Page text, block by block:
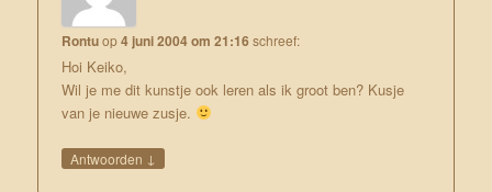
Rontuop4 juni 2004 om 21:16 schreef:
Hoi Keiko,
Wil je me dit kunstje ook leren als ik groot ben? Kusje
van je nieuwe zusje.
Antwoorden ↓